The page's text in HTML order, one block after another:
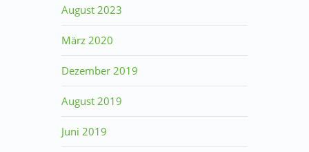
August 2023
März 2020
Dezember 2019
August 2019
Juni 2019